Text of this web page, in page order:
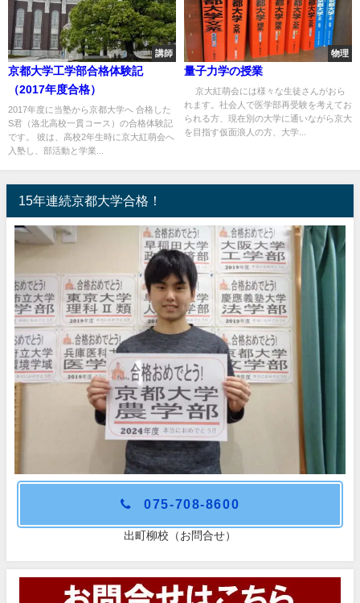
講師
京都大学工学部合格体験記
（2017年度合格）
2017年度に当塾から京都大学へ 合格した
S君（洛北高校一貫コース）の合格体験記
です。 彼は、高校2年生時に京大紅萌会へ
入塾し、部活動と学業...
物理
量子力学の授業
京大紅萌会には様々な生徒さんがおら
れます。社会人で医学部再受験を考えてお
られる方、現在別の大学に通いながら京大
を目指す仮面浪人の方、大学...
15年連続京都大学合格！
075-708-8600
出町柳校（お問合せ）